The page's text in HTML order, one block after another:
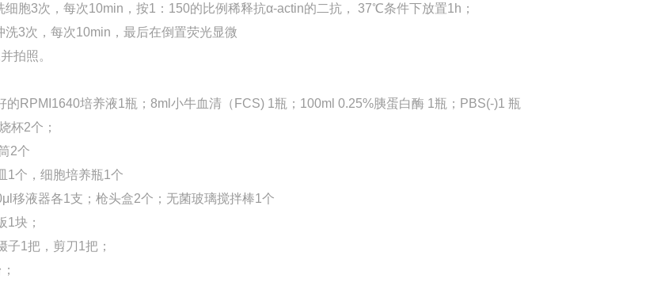
胞3次，每次10min，按1：150的比例稀释抗α-actin的二抗， 37℃条件下放置1h；
3次，每次10min，最后在倒置荧光显微
拍照。
的RPMI1640培养液1瓶；8ml小牛血清（FCS) 1瓶；100ml 0.25%胰蛋白酶 1瓶；PBS(-)1 瓶
杯2个；
2个
1个，细胞培养瓶1个
移液器各1支；枪头盒2个；无菌玻璃搅拌棒1个
1块；
子1把，剪刀1把；